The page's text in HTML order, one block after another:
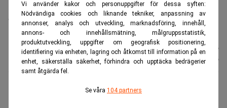
Vi använder kakor och personuppgifter för dessa syften:
Nödvändiga cookies och liknande tekniker, anpassning av
annonser, analys och utveckling, marknadsföring, innehåll,
annons- och innehållsmätning, målgruppsstatistik,
produktutveckling, uppgifter om geografisk positionering,
identifiering via enheten, lagring och åtkomst till information på en
enhet, säkerställa säkerhet, förhindra och upptäcka bedrägerier
samt åtgärda fel.
Se våra 104 partners
renoverats för omkring 3,8 miljarder kronor. Gåvan har väckt etiska
och säkerhetsmässiga farhågor. Foto: Julia Demaree
Nikhinson/AP/TT
Nyhetsbyrån
TT
Publicerad:
11 juli 2026
Uppdaterad:11 juli 2026
När president Trump åkte hem från Natomötet i